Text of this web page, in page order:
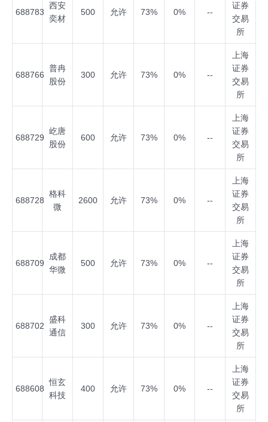
688783
西安
奕材
500 允许 73% 0% --
证券
交易
所
688766
普冉
股份
300 允许 73% 0% --
上海
证券
交易
所
688729
屹唐
股份
600 允许 73% 0% --
上海
证券
交易
所
688728
格科
微
2600 允许 73% 0% --
上海
证券
交易
所
688709
成都
华微
500 允许 73% 0% --
上海
证券
交易
所
688702
盛科
通信
300 允许 73% 0% --
上海
证券
交易
所
688608
恒玄
科技
400 允许 73% 0% --
上海
证券
交易
所